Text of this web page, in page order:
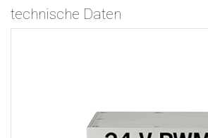
technische Daten